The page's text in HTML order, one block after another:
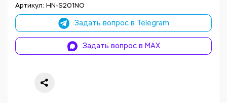
Артикул: HN-S201NO
Задать вопрос в Telegram
Задать вопрос в MAX